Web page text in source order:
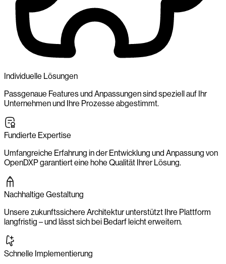
Individuelle Lösungen
Passgenaue Features und Anpassungen sind speziell auf Ihr
Unternehmen und Ihre Prozesse abgestimmt.
Fundierte Expertise
Umfangreiche Erfahrung in der Entwicklung und Anpassung von
OpenDXP garantiert eine hohe Qualität Ihrer Lösung.
Nachhaltige Gestaltung
Unsere zukunftssichere Architektur unterstützt Ihre Plattform
langfristig – und lässt sich bei Bedarf leicht erweitern.
Schnelle Implementierung